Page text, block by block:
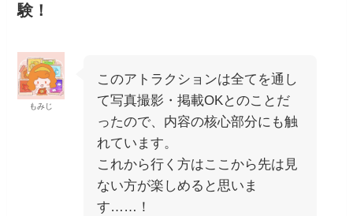
験！
もみじ
このアトラクションは全てを通し
て写真撮影・掲載OKとのことだ
ったので、内容の核心部分にも触
れています。
これから行く方はここから先は見
ない方が楽しめると思いま
す……！